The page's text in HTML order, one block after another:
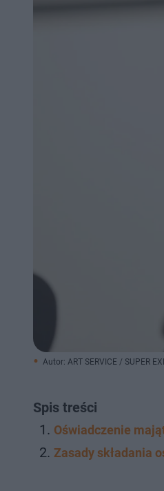
Autor: ART SERVICE / SUPER
Spis treści
Oświadczenie
Zasady składania